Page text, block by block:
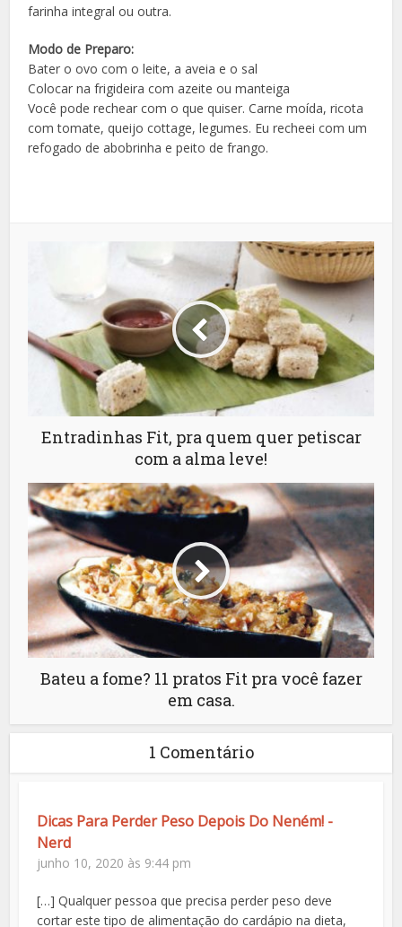
farinha integral ou outra.
Modo de Preparo:
Bater o ovo com o leite, a aveia e o sal
Colocar na frigideira com azeite ou manteiga
Você pode rechear com o que quiser. Carne moída, ricota
com tomate, queijo cottage, legumes. Eu recheei com um
refogado de abobrinha e peito de frango.
Entradinhas Fit, pra quem quer petiscar
com a alma leve!
Bateu a fome? 11 pratos Fit pra você fazer
em casa.
1 Comentário
Dicas Para Perder Peso Depois Do Neném! -
Nerd
junho 10, 2020 às 9:44 pm
[…] Qualquer pessoa que precisa perder peso deve
cortar este tipo de alimentação do cardápio na dieta,